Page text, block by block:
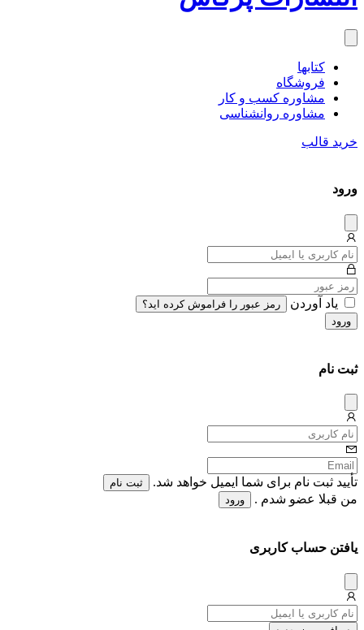
کتاب‎ها
فروشگاه
مشاوره کسب و کار
مشاوره روان‎شناسی
خرید قالب
ورود
میس
یاد آوردن
رمز عبور را فراموش کرده اید؟
ورود
ثبت نام
میس
تأیید ثبت نام برای شما ایمیل خواهد شد. ثبت نام
من قبلا عضو شدم . ورود
یافتن حساب کاربری
میس